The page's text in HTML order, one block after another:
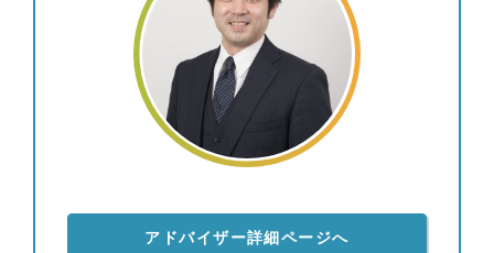
ただける運用を行えていることから、「亀井さんに
任せて良かった。」と喜んでいただけることが多い
です。 【資産運用：情報収集への取り組み】 とり
わけ債券投資の情報は一般に公開されていないもの
も多いため、週に一度海外の公的機関の一次情報を
確認し、個人でブルームバーグ端末を契約して情報
収集に努めています。商品別の過去の値動きやその
【投資教育】 私立大学でライフプランニングを教
えていた経験を通じて、富裕層のお客様のご子息、
アドバイザー詳細ページへ